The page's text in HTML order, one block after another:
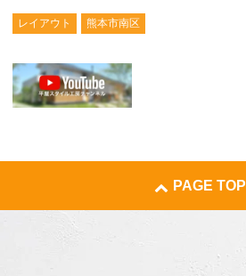
レイアウト 熊本市南区
PAGE TOP